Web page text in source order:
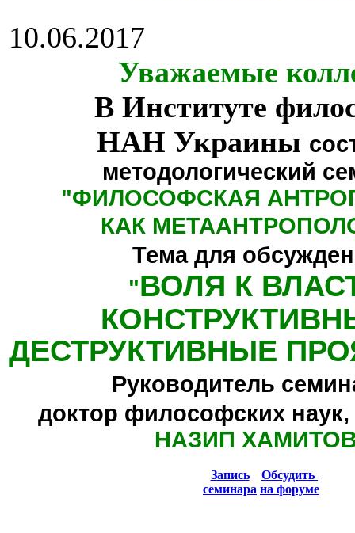
10.06.2017
Уважаемые
В Институте
НАН Украины
методологический
"ФИЛОСОФСКАЯ
КАК
Тема для
"ВОЛЯ К
ДЕСТРУКТИВНЫЕ
Руководитель
доктор философских
НАЗИП
Запись
семинара
Обсудить
на форуме